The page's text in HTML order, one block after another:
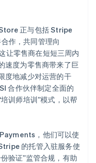
正与包括 Stripe
作，共同管理向
让零售商在短短三周内
速度为零售商带来了巨
度地减少对运营的干
合作伙伴制定全面的
训师培训”模式，以帮
，他们可以使
的托管入驻服务使
验证”监管合规，有助